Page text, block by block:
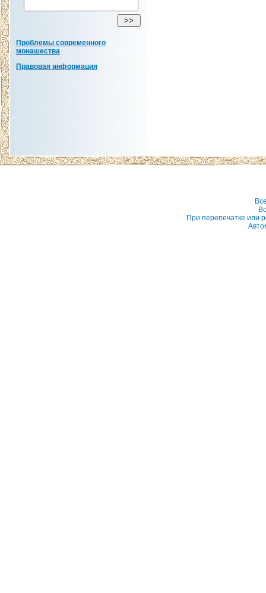
Проблемы современного
монашества
Правовая информация
При перепечатке или